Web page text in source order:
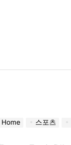
Home 스포츠